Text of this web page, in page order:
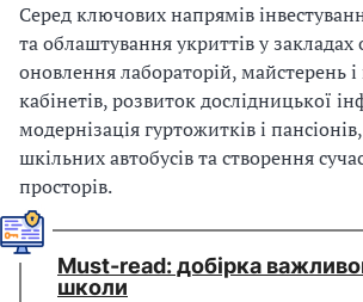
Серед ключових напрямів
та облаштування укриттів у закладах
оновлення лабораторій, майстерень
кабінетів, розвиток дослідницької
модернізація гуртожитків і
шкільних автобусів та створення
просторів.
Мust-read: добірка
школи